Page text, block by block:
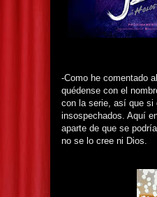
-Como he comentado
quédense con el
con la serie, así que si
insospechados. Aquí
aparte de que se
no se lo cree ni Dios.